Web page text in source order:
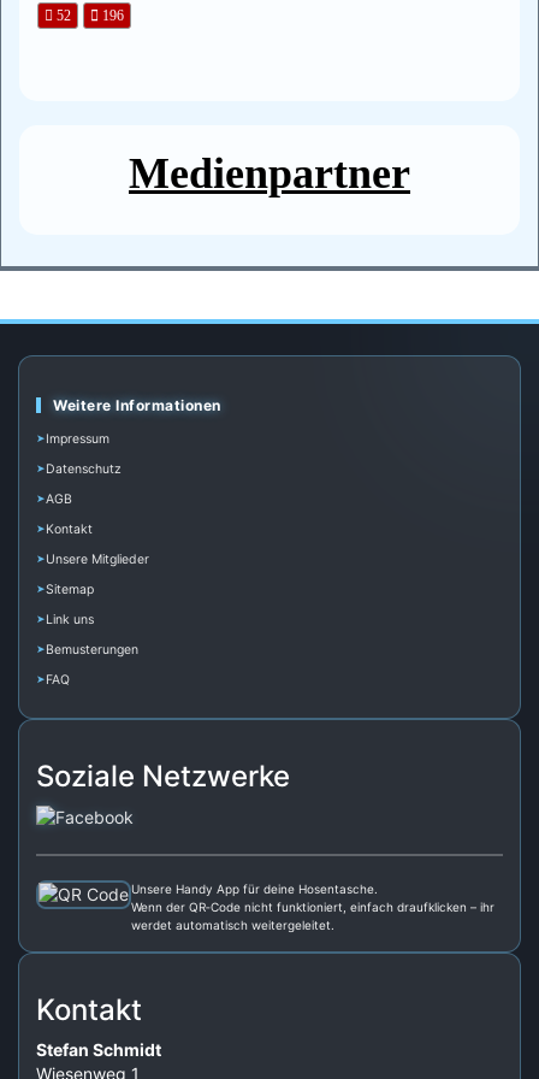
52 196
Medienpartner
Weitere Informationen
Impressum
Datenschutz
AGB
Kontakt
Unsere Mitglieder
Sitemap
Link uns
Bemusterungen
FAQ
Soziale Netzwerke
Unsere Handy App für deine Hosentasche.
Wenn der QR‑Code nicht funktioniert, einfach draufklicken – ihr
werdet automatisch weitergeleitet.
Kontakt
Stefan Schmidt
Wiesenweg 1